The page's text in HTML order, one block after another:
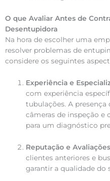
O que Avaliar Antes de
Desentupidora
Na hora de escolher uma
resolver problemas de
considere os seguintes
Experiência e
com experiência
tubulações. A
câmeras de inspeção e
para um diagnóstico
Reputação e
clientes anteriores e
garantir a qualidade do